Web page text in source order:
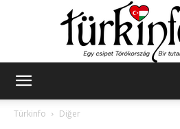
Türkinfo
Diğer